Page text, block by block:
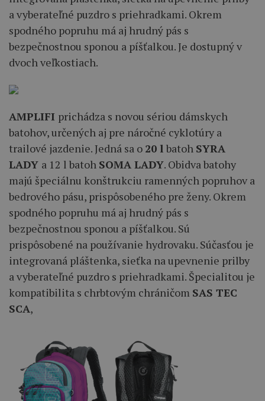
a vyberateľné puzdro s priehradkami. Okrem
spodného popruhu má aj hrudný pás s
bezpečnostnou sponou a píšťalkou. Je dostupný v
dvoch veľkostiach.
AMPLIFI prichádza s novou sériou dámskych
batohov, určených aj pre náročné cyklotúry a
trailové jazdenie. Jedná sa o 20 l batoh SYRA
LADY a 12 l batoh SOMA LADY. Obidva batohy
majú špeciálnu konštrukciu ramenných popruhov a
bedrového pásu, prispôsobeného pre ženy. Okrem
spodného popruhu má aj hrudný pás s
bezpečnostnou sponou a píšťalkou. Sú
prispôsobené na používanie hydrovaku. Súčasťou je
integrovaná pláštenka, sieťka na upevnenie prilby
a vyberateľné puzdro s priehradkami. Špecialitou je
kompatibilita s chrbtovým chráničom SAS TEC
SCA,